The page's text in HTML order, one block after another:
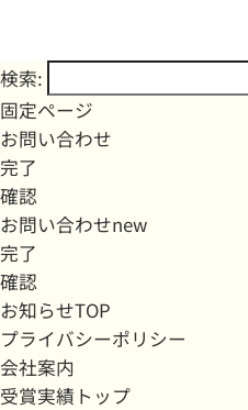
検索:
固定ページ
お問い合わせ
完了
確認
お問い合わせnew
完了
確認
お知らせTOP
プライバシーポリシー
会社案内
受賞実績トップ